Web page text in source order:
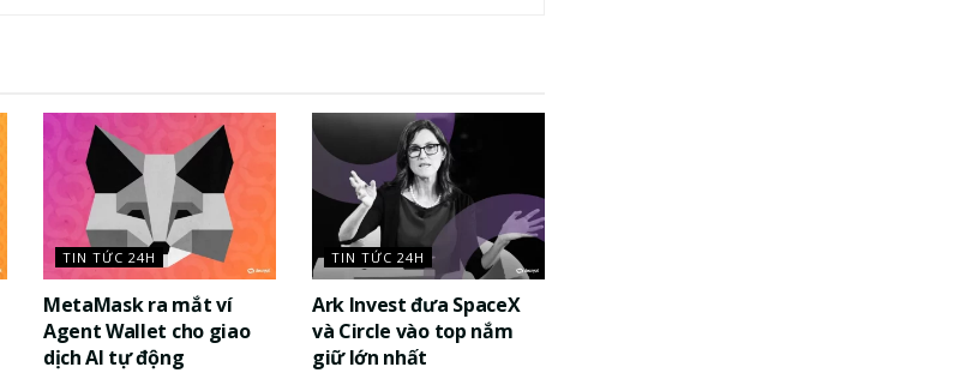
TIN TỨC 24H
MetaMask ra mắt ví
Agent Wallet cho giao
dịch AI tự động
TIN TỨC 24H
Ark Invest đưa SpaceX
và Circle vào top nắm
giữ lớn nhất